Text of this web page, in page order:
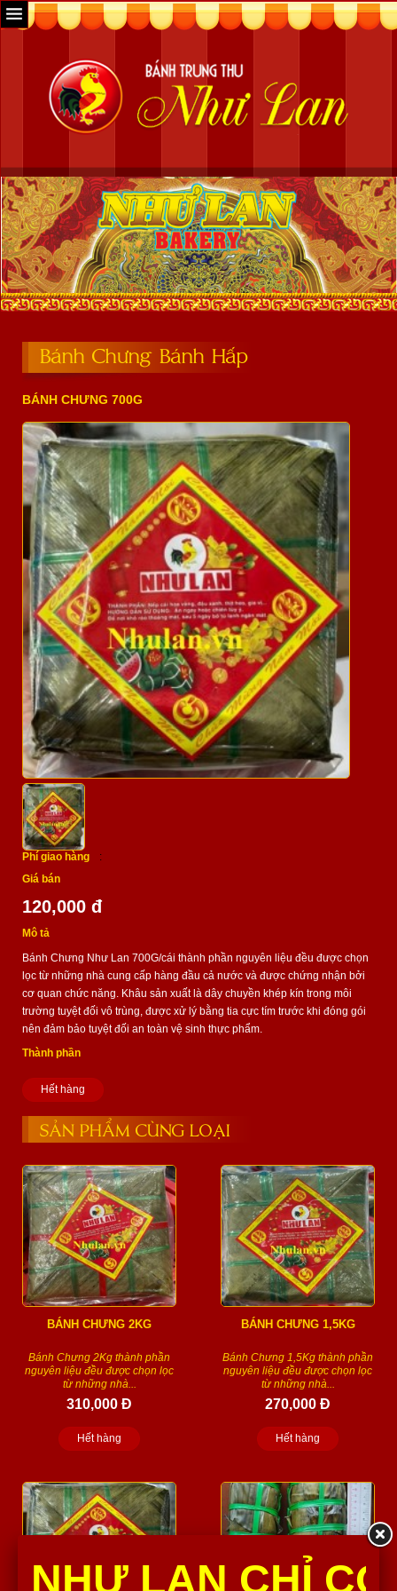
Bánh Chưng Bánh Hấp
BÁNH CHƯNG 700G
Phí giao hàng
:
Giá bán
120,000 đ
Mô tả
Bánh Chưng Như Lan 700G/cái thành phần nguyên liệu đều được chọn
lọc từ những nhà cung cấp hàng đầu cả nước và được chứng nhận bởi
cơ quan chức năng. Khâu sản xuất là dây chuyền khép kín trong môi
trường tuyệt đối vô trùng, được xử lý bằng tia cực tím trước khi đóng gói
nên đảm bảo tuyệt đối an toàn vệ sinh thực phẩm.
Thành phần
Hết hàng
SẢN PHẨM CÙNG LOẠI
BÁNH CHƯNG 2KG
Bánh Chưng 2Kg thành phần
nguyên liệu đều được chọn lọc
từ những nhà...
310,000 Đ
Hết hàng
BÁNH CHƯNG 1,5KG
Bánh Chưng 1,5Kg thành phần
nguyên liệu đều được chọn lọc
từ những nhà...
270,000 Đ
Hết hàng
NHƯ LAN CHỈ